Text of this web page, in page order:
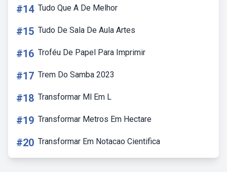
#14 Tudo Que A De Melhor
#15 Tudo De Sala De Aula Artes
#16 Troféu De Papel Para Imprimir
#17 Trem Do Samba 2023
#18 Transformar Ml Em L
#19 Transformar Metros Em Hectare
#20 Transformar Em Notacao Cientifica